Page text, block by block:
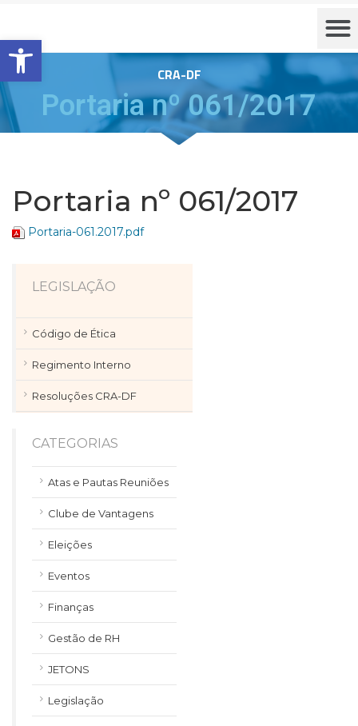
Barra de Ferramentas Aberta
CRA-DF
Portaria nº 061/2017
Portaria nº 061/2017
Portaria-061.2017.pdf
LEGISLAÇÃO
Código de Ética
Regimento Interno
Resoluções CRA-DF
CATEGORIAS
Atas e Pautas Reuniões
Clube de Vantagens
Eleições
Eventos
Finanças
Gestão de RH
JETONS
Legislação